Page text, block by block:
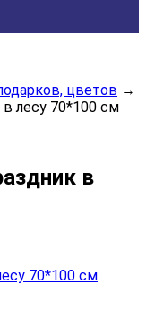
цветов →
лесу 70*100 см
в